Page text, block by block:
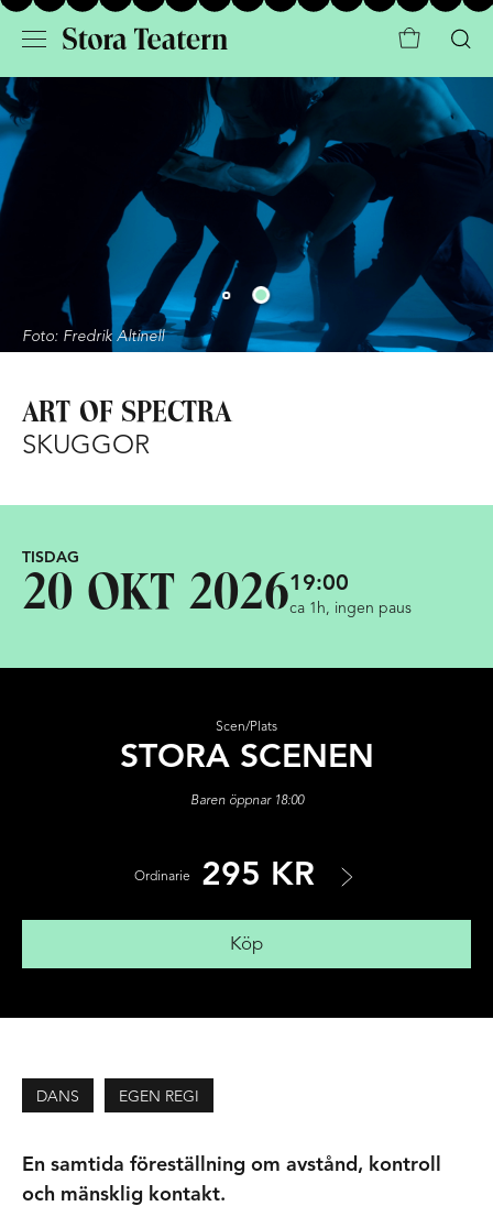
Foto: Fredrik Altinell
ART OF SPECTRA
SKUGGOR
TISDAG
20 OKT 202619:00
ca 1h, ingen paus
Scen/Plats
STORA SCENEN
Baren öppnar 18:00
Ordinarie 295 KR
Köp
DANS EGEN REGI
En samtida föreställning om avstånd, kontroll
och mänsklig kontakt.